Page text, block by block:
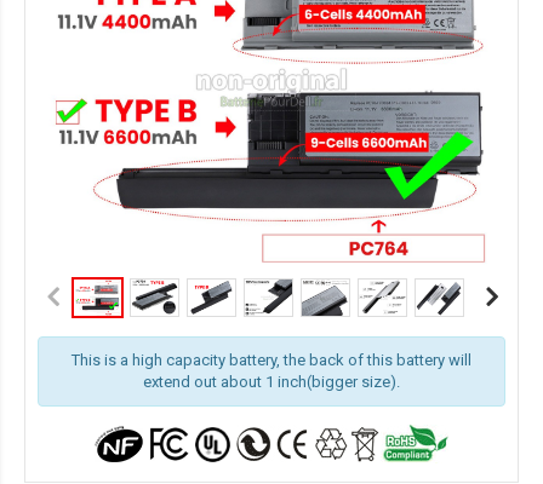
This is a high capacity battery, the back of this battery will
extend out about 1 inch(bigger size).